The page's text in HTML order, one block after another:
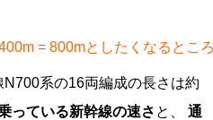
= 800mとしたくなるとこ
系の16両編成の長さは約
っている新幹線の速さ と、 通